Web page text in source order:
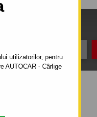
utilizatorilor, pentru
AUTOCAR - Cârlige